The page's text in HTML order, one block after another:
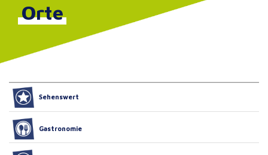
Orte
Sehenswert
Gastronomie